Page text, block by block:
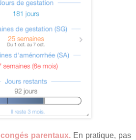
congés parentaux. En pratique, pas